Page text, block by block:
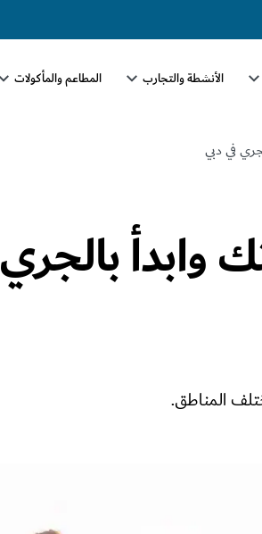
الأنشطة والتجارب المطاعم والمأكولات
في دبي
وابدأ بالجري
المناطق.